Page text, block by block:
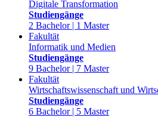
Digitale Transformation
Studiengänge
2 Bachelor | 1 Master
Fakultät
Informatik und Medien
Studiengänge
9 Bachelor | 7 Master
Fakultät
Wirtschaftswissenschaft und
Studiengänge
6 Bachelor | 5 Master